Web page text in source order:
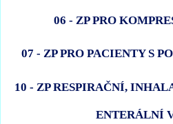
06 - ZP PRO
07 - ZP PRO PACIENTY S
10 - ZP RESPIRAČNÍ,
ENTERÁLNÍ